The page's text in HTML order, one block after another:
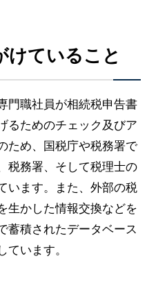
けていること
門職社員が相続税申告書
るためのチェック及びア
ため、国税庁や税務署で
税務署、そして税理士の
います。また、外部の税
生かした情報交換などを
蓄積されたデータベース
ています。